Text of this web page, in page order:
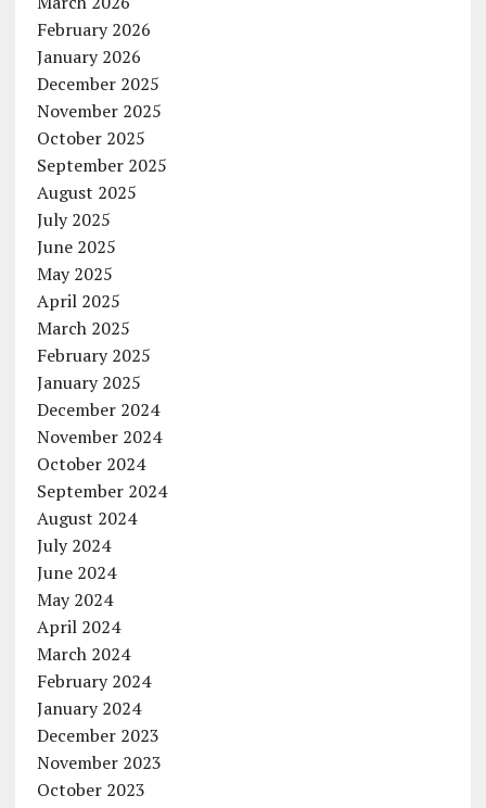
February 2026
January 2026
December 2025
November 2025
October 2025
September 2025
August 2025
July 2025
June 2025
May 2025
April 2025
March 2025
February 2025
January 2025
December 2024
November 2024
October 2024
September 2024
August 2024
July 2024
June 2024
May 2024
April 2024
March 2024
February 2024
January 2024
December 2023
November 2023
October 2023